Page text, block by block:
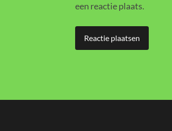
een reactie plaats.